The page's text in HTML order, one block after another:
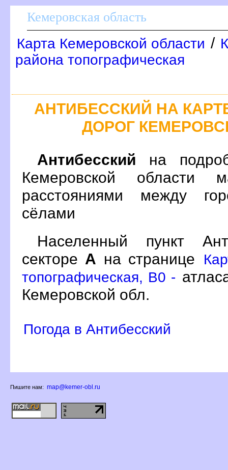
Кемеровская область
Карта Кемеровской области /
района топографическая
АНТИБЕССКИЙ НА
ДОРОГ
Антибесский на
Кемеровской области
расстояниями между
сёлами
Населенный пункт
секторе А на странице
топографическая, B0 -
Кемеровской обл.
Погода в Антибесский
Пишите нам: map@kemer-obl.ru